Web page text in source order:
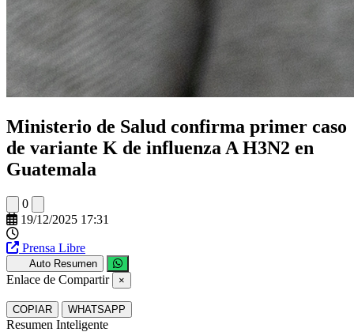
Ministerio de Salud confirma primer caso
de variante K de influenza A H3N2 en
Guatemala
0
19/12/2025 17:31
Prensa Libre
Auto Resumen
Enlace de Compartir ×
COPIAR WHATSAPP
Resumen Inteligente